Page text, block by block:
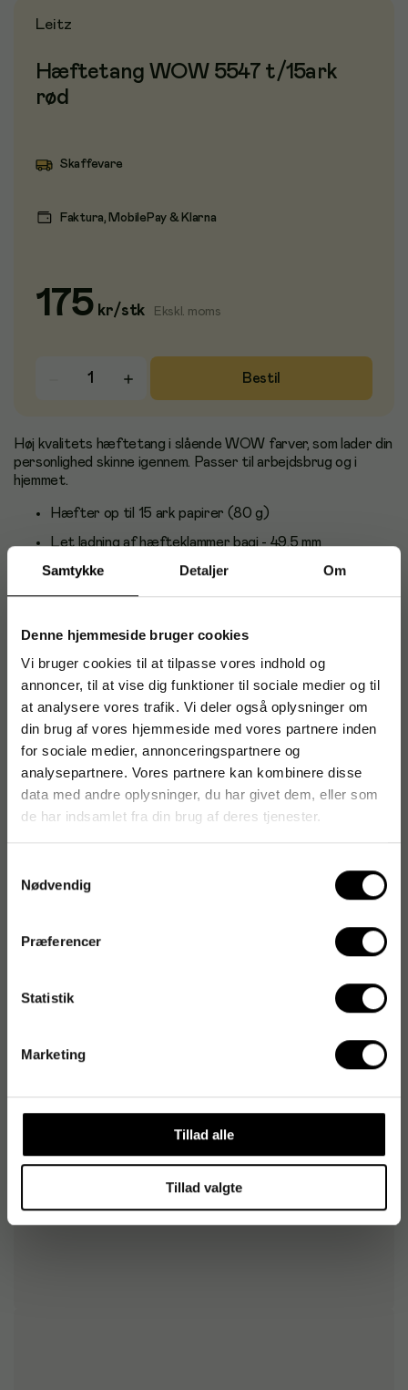
Samtykke Detaljer Om
Denne hjemmeside bruger cookies
Vi bruger cookies til at tilpasse vores indhold og
annoncer, til at vise dig funktioner til sociale medier og til
at analysere vores trafik. Vi deler også oplysninger om
din brug af vores hjemmeside med vores partnere inden
for sociale medier, annonceringspartnere og
analysepartnere. Vores partnere kan kombinere disse
data med andre oplysninger, du har givet dem, eller som
de har indsamlet fra din brug af deres tjenester.
Nødvendig
Præferencer
Statistik
Marketing
Tillad alle
Tillad valgte
Leitz
Hæftetang WOW 5547 t/15ark
rød
Skaffevare
Faktura, MobilePay & Klarna
175 kr/stk Ekskl. moms
Bestil
Høj kvalitets hæftetang i slående WOW farver, som lader din
personlighed skinne igennem. Passer til arbejdsbrug og i
hjemmet.
Hæfter op til 15 ark papirer (80 g)
Let ladning af hæfteklammer bagi - 49,5 mm
Brug Leitz Power Performance P1 hæfteklammer, No.
8, hæfteklammepakke inkluderet (1000 stk. af No.8)
10 års garanti ved brug af Leitz hæfteklammer
Til brug med Leitz Power Performance hæfteklammer
- altid skarpe kanter på grund af løbende
kvalitetschecks - for perfekt hæftning
EAN: 4002432135493
Farve